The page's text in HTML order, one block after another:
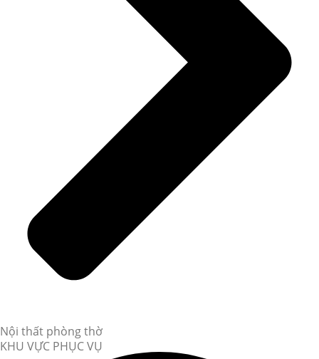
Nội thất phòng thờ
KHU VỰC PHỤC VỤ